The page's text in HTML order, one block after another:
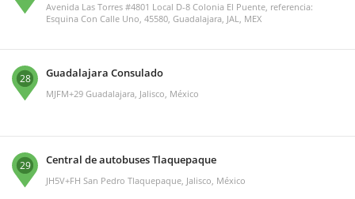
Avenida Las Torres #4801 Local D-8 Colonia El Puente, referencia:
Esquina Con Calle Uno, 45580, Guadalajara, JAL, MEX
28 Guadalajara Consulado
MJFM+29 Guadalajara, Jalisco, México
29 Central de autobuses Tlaquepaque
JH5V+FH San Pedro Tlaquepaque, Jalisco, México